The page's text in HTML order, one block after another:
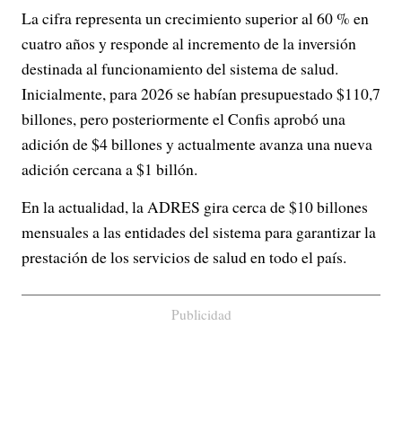
La cifra representa un crecimiento superior al 60 % en
cuatro años y responde al incremento de la inversión
destinada al funcionamiento del sistema de salud.
Inicialmente, para 2026 se habían presupuestado $110,7
billones, pero posteriormente el Confis aprobó una
adición de $4 billones y actualmente avanza una nueva
adición cercana a $1 billón.
En la actualidad, la ADRES gira cerca de $10 billones
mensuales a las entidades del sistema para garantizar la
prestación de los servicios de salud en todo el país.
Publicidad